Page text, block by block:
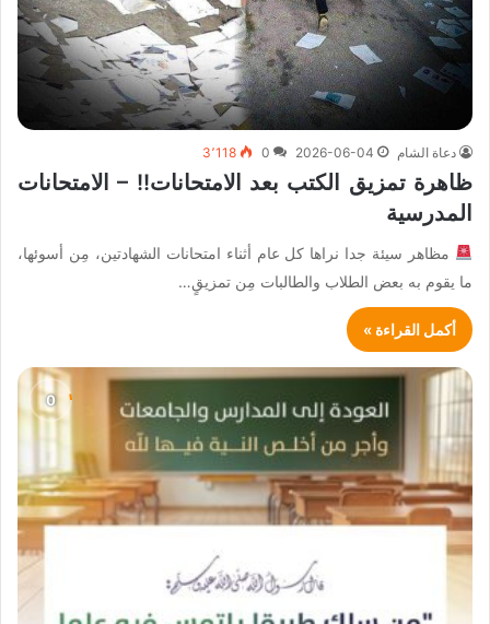
دعاة الشام 2026-06-04
0 3٬118
ظاهرة تمزيق الكتب بعد الامتحانات!! – الامتحانات
المدرسية
مظاهر سيئة جدا نراها كل عام أثناء امتحانات الشهادتين، مِن أسوئها،
ما يقوم به بعض الطلاب والطالبات مِن تمزيقٍ…
أكمل القراءة »